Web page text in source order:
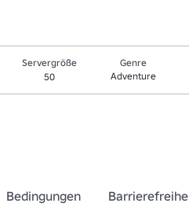
Servergröße
50
Genre
Adventure
Bedingungen